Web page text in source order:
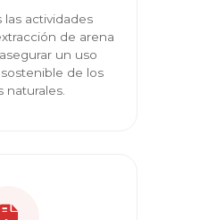
las actividades
de arena
un uso
de los
naturales.